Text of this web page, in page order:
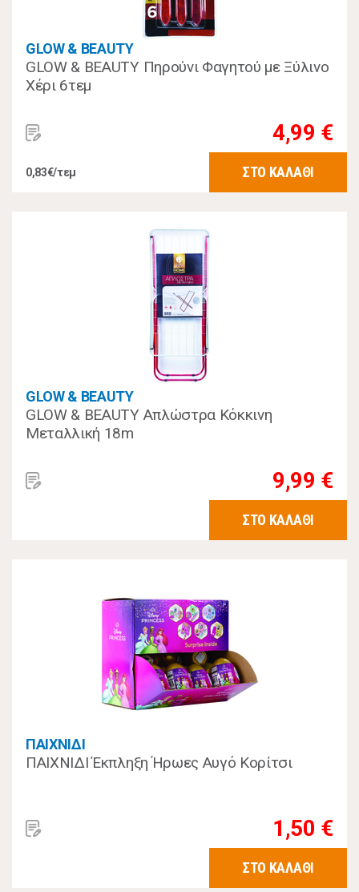
GLOW & BEAUTY
GLOW & BEAUTY Πηρούνι Φαγητού με Ξύλινο
Χέρι 6τεμ
4,99 €
0,83€/τεμ ΣΤΟ ΚΑΛΑΘΙ
GLOW & BEAUTY
GLOW & BEAUTY Απλώστρα Κόκκινη
Μεταλλική 18m
9,99 €
ΣΤΟ ΚΑΛΑΘΙ
ΠΑΙΧΝΙΔΙ
ΠΑΙΧΝΙΔΙ Έκπληξη Ήρωες Αυγό Κορίτσι
1,50 €
ΣΤΟ ΚΑΛΑΘΙ